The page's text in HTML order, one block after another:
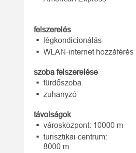
felszerelés
légkondicionálás
WLAN-internet hozzáférés
szoba felszerelése
fürdőszoba
zuhanyzó
távolságok
városközpont: 10000 m
turisztikai centrum:
8000 m